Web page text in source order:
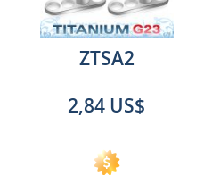
ZTSA2
2,84 US$